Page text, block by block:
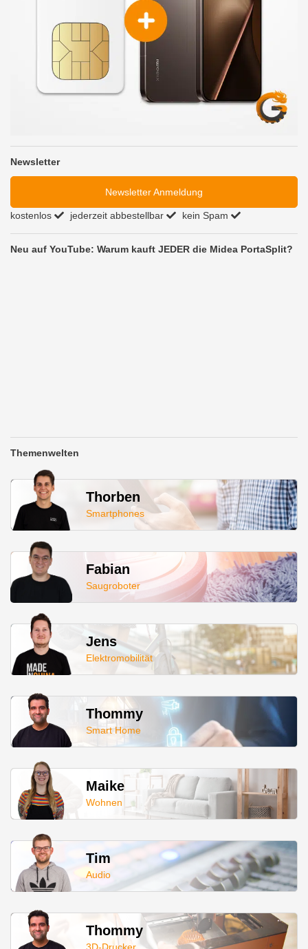
Newsletter
Newsletter Anmeldung
kostenlos jederzeit abbestellbar kein Spam
Neu auf YouTube: Warum kauft JEDER die Midea PortaSplit?
Themenwelten
Thorben
Smartphones
Fabian
Saugroboter
Jens
Elektromobilität
Thommy
Smart Home
Maike
Wohnen
Tim
Audio
Thommy
3D-Drucker